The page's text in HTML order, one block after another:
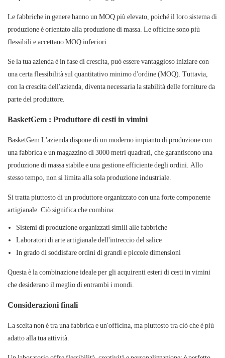
Le fabbrichein genere hanno un MOQ più elevato, poiché il loro sistema di
produzione è orientato alla produzione di massa. Le officinesono più
flessibili e accettano MOQ inferiori.
Se la tua azienda è in fase di crescita, può essere vantaggioso iniziare con
una certa flessibilità sul quantitativo minimo d'ordine (MOQ). Tuttavia,
con la crescita dell'azienda, diventa necessaria la stabilità delle forniture da
parte del produttore.
BasketGem : Produttore di cesti in vimini
BasketGem L'azienda dispone di un moderno impianto di produzione con
una fabbrica e un magazzino di 3000 metri quadrati, che garantiscono una
produzione di massa stabile e una gestione efficiente degli ordini. Allo
stesso tempo, non si limita alla sola produzione industriale.
Si tratta piuttosto di un produttore organizzato con una forte componente
artigianale. Ciò significa che combina:
Sistemi di produzione organizzati simili alle fabbriche
Laboratori di arte artigianale dell'intreccio del salice
In grado di soddisfare ordini di grandi e piccole dimensioni
Questa è la combinazione ideale per gli acquirenti esteri di cesti in vimini
che desiderano il meglio di entrambi i mondi.
Considerazioni finali
La scelta non è tra una fabbrica e un'officina, ma piuttosto tra ciò che è più
adatto alla tua attività.